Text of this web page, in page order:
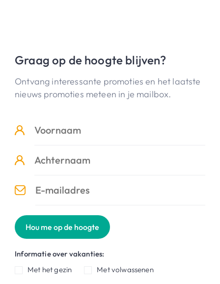
Graag op de hoogte blijven?
Ontvang interessante promoties en het laatste
nieuws promoties meteen in je mailbox.
Hou me op de hoogte
Informatie over vakanties:
Met het gezin
Met volwassenen